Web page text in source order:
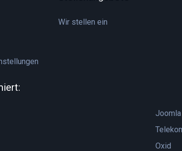
Wir stellen ein
Joomla
Oxid